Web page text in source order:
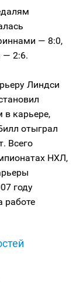
— 8:0,
— 2:6.
Линдси
в карьере,
отыграл
Всего
НХЛ,
году
работе